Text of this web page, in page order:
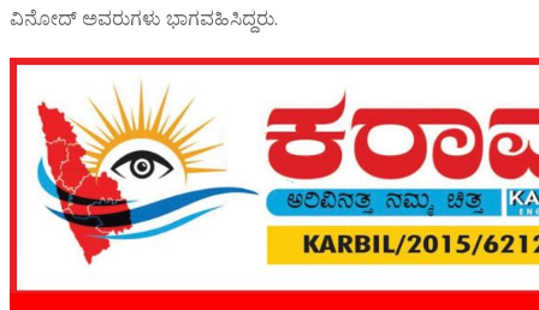
ವಿನೋದ್ ಅವರುಗಳು ಭಾಗವಹಿಸಿದ್ದರು.